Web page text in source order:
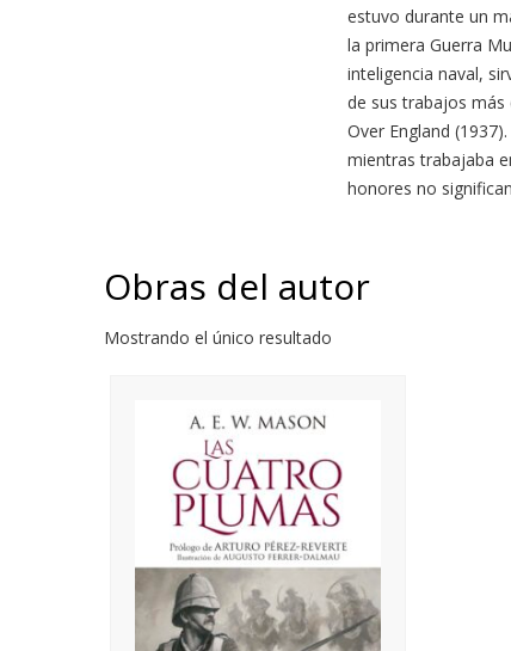
estuvo durante un
la primera Guerra
inteligencia naval,
de sus trabajos más
Over England
mientras trabajaba
honores no
Obras del autor
Mostrando el único resultado